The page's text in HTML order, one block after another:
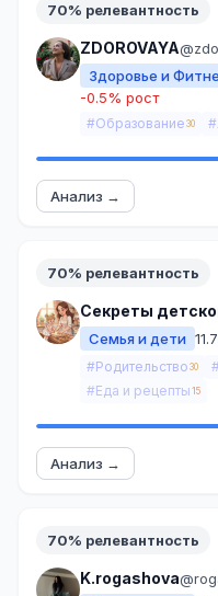
70% релевантность
ZDOROVAYA
Здоровье и
-0.5% рост
#Образование 30
Анализ →
70% релевантность
Секреты
Семья и дети
#Родительство 30
#Еда и рецепты 15
Анализ →
70% релевантность
K.rogashova